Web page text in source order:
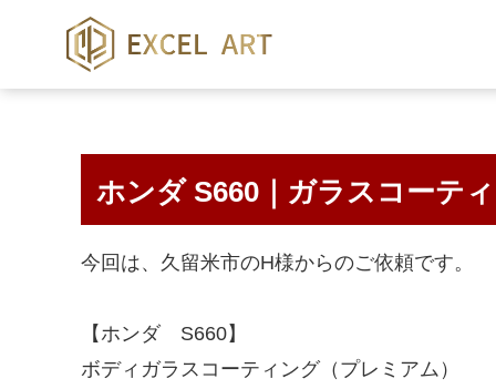
ホンダ S660｜ガラスコーテ
今回は、久留米市のH様からのご依頼です。
【ホンダ S660】
ボディガラスコーティング（プレミアム）